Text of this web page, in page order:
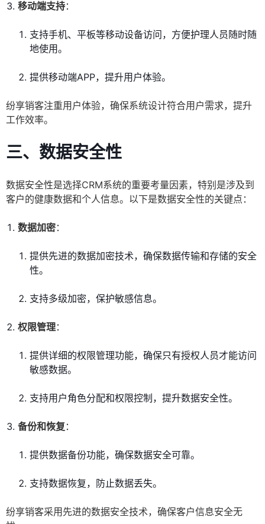
移动端支持：
支持手机、平板等移动设备访问，方便护理人员随时随
地使用。
提供移动端APP，提升用户体验。
纷享销客注重用户体验，确保系统设计符合用户需求，提升
工作效率。
三、数据安全性
数据安全性是选择CRM系统的重要考量因素，特别是涉及到
客户的健康数据和个人信息。以下是数据安全性的关键点：
数据加密：
提供先进的数据加密技术，确保数据传输和存储的安全
性。
支持多级加密，保护敏感信息。
权限管理：
提供详细的权限管理功能，确保只有授权人员才能访问
敏感数据。
支持用户角色分配和权限控制，提升数据安全性。
备份和恢复 ：
提供数据备份功能，确保数据安全可靠。
支持数据恢复，防止数据丢失。
纷享销客采用先进的数据安全技术，确保客户信息安全无